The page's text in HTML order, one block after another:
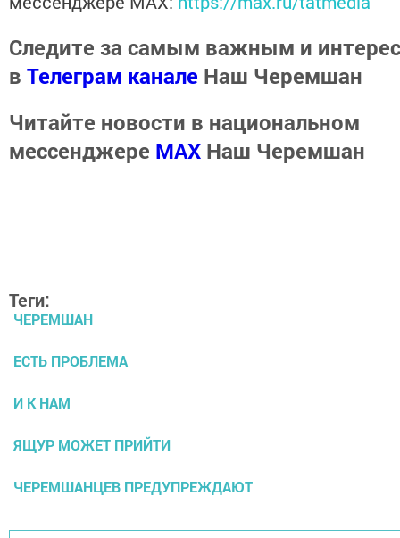
Следите за самым важным и
в Телеграм канале Наш Черемшан
Читайте новости в национальном
мессенджере MАХ Наш Черемшан
Теги:
ЧЕРЕМШАН
ЕСТЬ ПРОБЛЕМА
И К НАМ
ЯЩУР МОЖЕТ ПРИЙТИ
ЧЕРЕМШАНЦЕВ ПРЕДУПРЕЖДАЮТ